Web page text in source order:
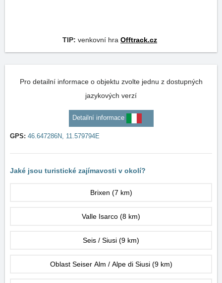
TIP: venkovní hra Offtrack.cz
Pro detailní informace o objektu zvolte jednu z dostupných
jazykových verzí
Detailní informace
GPS: 46.647286N, 11.579794E
Jaké jsou turistické zajímavosti v okolí?
Brixen (7 km)
Valle Isarco (8 km)
Seis / Siusi (9 km)
Oblast Seiser Alm / Alpe di Siusi (9 km)